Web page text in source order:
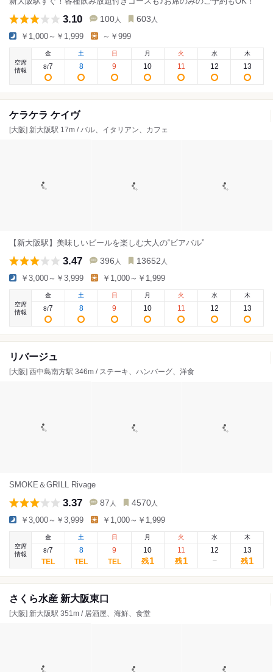
3.10 100 人 603 人
￥1,000～￥1,999 ～￥999
空席
情報
金
8/7
土
8
日
9
月
10
火
11
水
12
木
13
ケラケラ ケイヴ
[大阪] 新大阪駅 17m / バル、イタリアン、カフェ
【新大阪駅】美味しいビールを楽しむ大人の“ビアバル”
3.47 396 人 13652 人
￥3,000～￥3,999 ￥1,000～￥1,999
空席
情報
金
8/7
土
8
日
9
月
10
火
11
水
12
木
13
リバージュ
[大阪] 西中島南方駅 346m / ステーキ、ハンバーグ、洋食
SMOKE＆GRILL Rivage
3.37 87 人 4570 人
￥3,000～￥3,999 ￥1,000～￥1,999
空席
情報
金
8/7
土
8
日
9
月
10
残1
火
11
残1
水
12
木
13
残1
さくら水産 新大阪東口
[大阪] 新大阪駅 351m / 居酒屋、海鮮、食堂